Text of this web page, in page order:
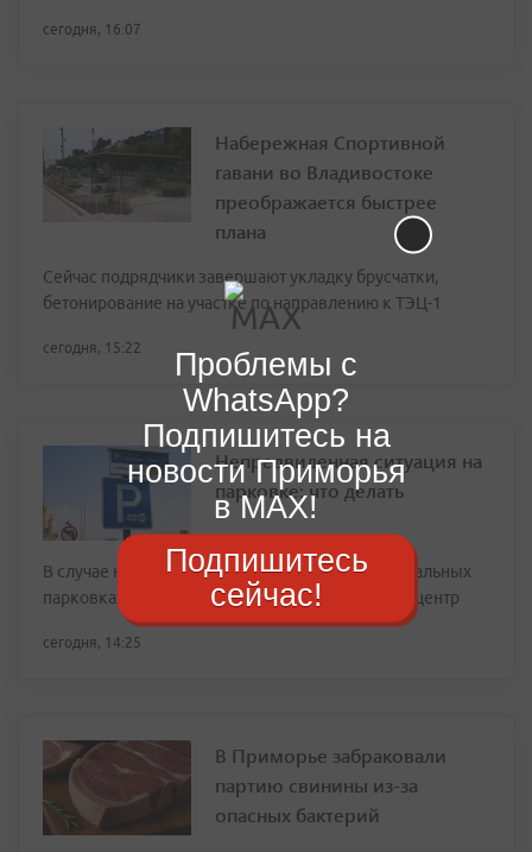
сегодня, 16:07
Набережная Спортивной
гавани во Владивостоке
преображается быстрее
плана
Сейчас подрядчики завершают укладку брусчатки,
бетонирование на участке по направлению к ТЭЦ-1
сегодня, 15:22
Непредвиденная ситуация на
парковке: что делать
В случае непредвиденных ситуаций на муниципальных
парковках водителей просят обращаться в кол-центр
сегодня, 14:25
В Приморье забраковали
партию свинины из-за
опасных бактерий
Проблемы с
WhatsApp?
Подпишитесь на
новости Приморья
в MAX!
Подпишитесь
сейчас!